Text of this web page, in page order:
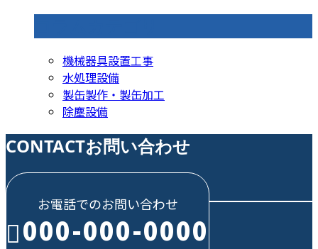
機械器具設置工事
水処理設備
製缶製作・製缶加工
除塵設備
CONTACTお問い合わせ
お電話でのお問い合わせ
000-000-0000